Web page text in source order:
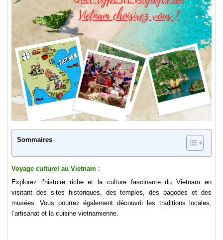
Sommaires
Voyage culturel au Vietnam :
Explorez l’histoire riche et la culture fascinante du Vietnam en
visitant des sites historiques, des temples, des pagodes et des
musées. Vous pourrez également découvrir les traditions locales,
l’artisanat et la cuisine vietnamienne.